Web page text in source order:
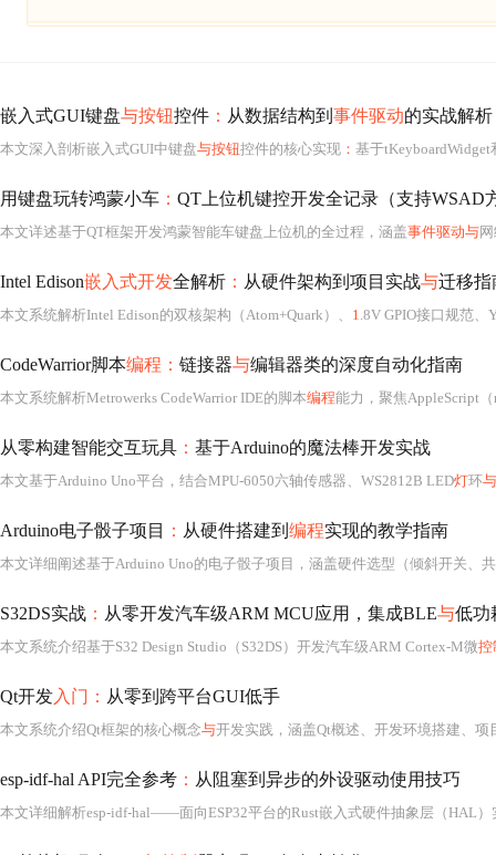
嵌入式GUI键盘与按钮控件 ： 从数据结构到 事件驱动的实战解析
本文深入剖析嵌入式GUI中键盘与按钮控件的核心实现 ： 基于tKeyboardWidget和tPushButtonWidget数
用键盘玩转鸿蒙小车 ： QT上位机键控开发全记录（支持WSAD
本文详述基于QT框架开发鸿蒙智能车键盘上位机的全过程，涵盖事件驱动与网
Intel Edison嵌入式开发全解析 ： 从硬件架构到项目实战与迁移指
本文系统解析Intel Edison的双核架构（Atom+Quark）、 1.8V GPIO接口规范
CodeWarrior脚本编程： 链接器与编辑器类的深度自动化指南
本文系统解析Metrowerks CodeWarrior IDE的脚本编程能力，聚焦AppleScript（macOS）和
从零构建智能交互玩具 ： 基于Arduino的魔法棒开发实战
本文基于Arduino Uno平台，结合MPU-6050六轴传感器、WS2812B LED灯环与
Arduino电子骰子项目 ： 从硬件搭建到 编程实现的教学指南
S32DS实战 ： 从零开发汽车级ARM MCU应用，集成BLE与低功
本文系统介绍基于S32 Design Studio（S32DS）开发汽车级ARM Cortex-M微控
Qt开发入门： 从零到跨平台GUI低手
本文系统介绍Qt框架的核心概念与开发实践，涵盖Qt概述、开发环境搭建、
esp-idf-hal API完全参考 ： 从阻塞到异步的外设驱动使用技巧